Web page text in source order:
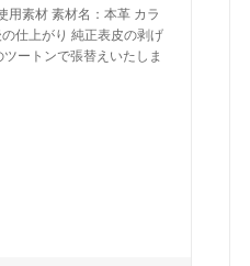
用素材 素材名：本革 カラ
仕上がり 純正表皮の剥げ
ートンで張替えいたしま